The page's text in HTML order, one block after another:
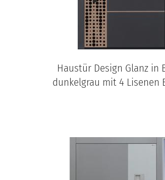
Haustür Design Glanz in
dunkelgrau mit 4 Lisenen